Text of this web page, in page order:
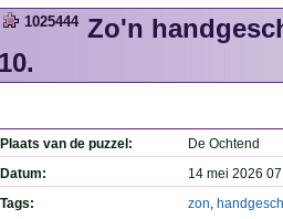
1025444 Zo'n
10.
Plaats van de puzzel:
De Ochtend
Datum:
14 mei 2026
Tags:
zon,